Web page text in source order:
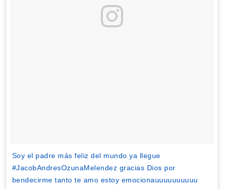
Soy el padre más feliz del mundo ya llegue
#JacobAndresOzunaMelendez gracias Dios por
bendecirme tanto te amo estoy emocionauuuuuuuuuu